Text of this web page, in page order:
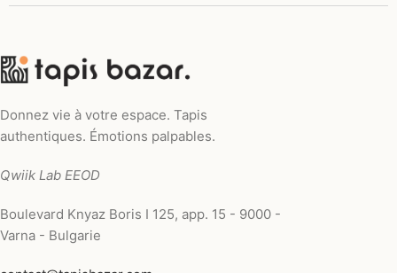
Donnez vie à votre espace. Tapis
authentiques. Émotions palpables.
Qwiik Lab EEOD
Boulevard Knyaz Boris I 125, app. 15 - 9000 -
Varna - Bulgarie